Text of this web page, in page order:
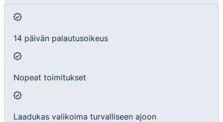
14 päivän palautusoikeus
Nopeat toimitukset
Laadukas valikoima turvalliseen ajoon